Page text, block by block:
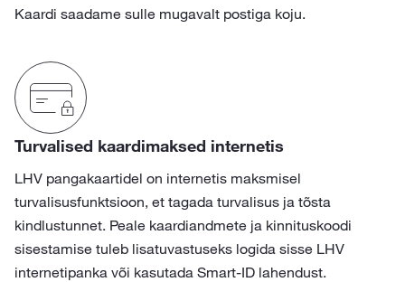
Kaardi saadame sulle mugavalt postiga koju.
Turvalised kaardimaksed internetis
LHV pangakaartidel on internetis maksmisel
turvalisusfunktsioon, et tagada turvalisus ja tõsta
kindlustunnet. Peale kaardiandmete ja kinnituskoodi
sisestamise tuleb lisatuvastuseks logida sisse LHV
internetipanka või kasutada Smart-ID lahendust.